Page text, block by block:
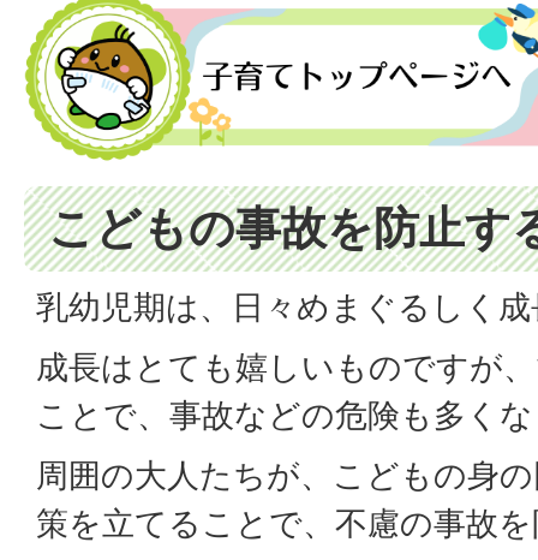
こどもの事故を防止す
乳幼児期は、日々めまぐるしく
成長はとても嬉しいものですが
ことで、事故などの危険も多く
周囲の大人たちが、こどもの身
策を立てることで、不慮の事故